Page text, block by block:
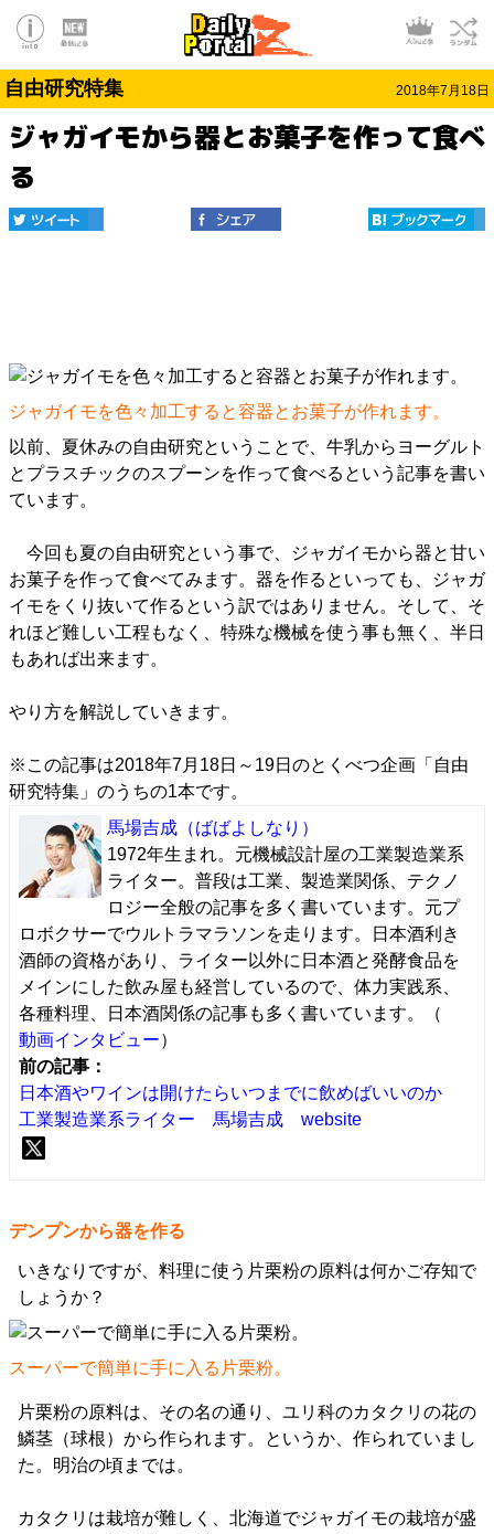
自由研究特集 2018年7月18日
ジャガイモから器とお菓子を作って食べ
る
ジャガイモを色々加工すると容器とお菓子が作れます。
以前、夏休みの自由研究ということで、 牛乳からヨーグルト
とプラスチックのスプーンを作って食べるという記事を書い
ています。
今回も夏の自由研究という事で、ジャガイモから器と甘い
お菓子を作って食べてみます。器を作るといっても、ジャガ
イモをくり抜いて作るという訳ではありません。そして、そ
れほど難しい工程もなく、特殊な機械を使う事も無く、半日
もあれば出来ます。
やり方を解説していきます。
※この記事は2018年7月18日～19日のとくべつ企画「自由
研究特集」のうちの1本です。
馬場吉成 （ばばよしなり）
1972年生まれ。元機械設計屋の工業製造業系
ライター。普段は工業、製造業関係、テクノ
ロジー全般の記事を多く書いています。元プ
ロボクサーでウルトラマラソンを走ります。日本酒利き
酒師の資格があり、ライター以外に日本酒と発酵食品を
メインにした飲み屋も経営しているので、体力実践系、
各種料理、日本酒関係の記事も多く書いています。（
動画インタビュー）
前の記事：
日本酒やワインは開けたらいつまでに飲めばいいのか
工業製造業系ライター 馬場吉成 website
デンプンから器を作る
いきなりですが、料理に使う片栗粉の原料は何かご存知で
しょうか？
スーパーで簡単に手に入る片栗粉。
片栗粉の原料は、その名の通り、ユリ科のカタクリの花の
鱗茎（球根）から作られます。というか、作られていまし
た。明治の頃までは。
カタクリは栽培が難しく、北海道でジャガイモの栽培が盛